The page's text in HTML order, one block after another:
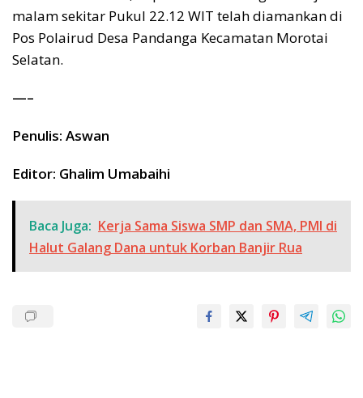
malam sekitar Pukul 22.12 WIT telah diamankan di
Pos Polairud Desa Pandanga Kecamatan Morotai
Selatan.
—–
Penulis: Aswan
Editor: Ghalim Umabaihi
Baca Juga: Kerja Sama Siswa SMP dan SMA, PMI di
Halut Galang Dana untuk Korban Banjir Rua